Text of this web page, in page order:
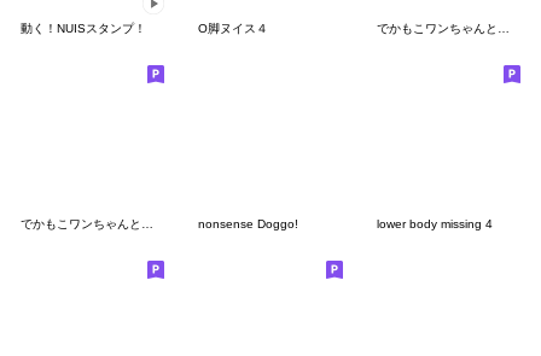
動く！NUISスタンプ！ O脚ヌイス４ でかもこワンちゃんとの暮らし（やや夏）
nonsense Doggo! lower body missing 4